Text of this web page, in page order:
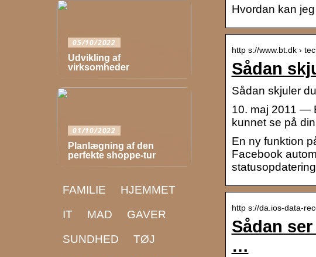
Hvordan kan
http s://www.bt.dk ›
Sådan
Sådan skjuler
10. maj 2011 —
kunnet se på
En ny funktion
Facebook
http s://da.ios-data-
Sådan
…
05/10/2022
Udvikling af
virksomheder
01/10/2022
Planlægning af den
perfekte shoppe-tur
FAMILIE
HJEMMET
IT
MAD
GAVER
SUNDHED
TØJ